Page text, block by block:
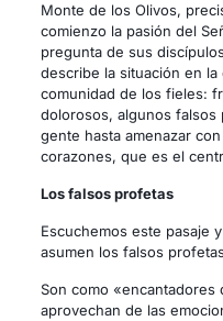
Monte de los Olivos,
comienzo la pasión del
pregunta de sus
describe la situación en
comunidad de los fieles:
dolorosos, algunos falsos
gente hasta amenazar
corazones, que es el
Los falsos profetas
Escuchemos este pasaje
asumen los falsos
Son como
aprovechan de las